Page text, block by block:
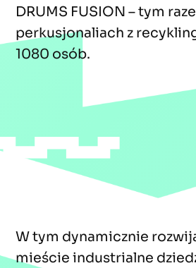
DRUMS FUSION – tym
perkusjonaliach z
1080 osób.
W tym dynamicznie
mieście industrialne